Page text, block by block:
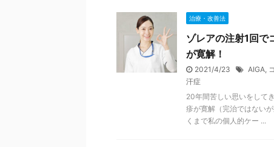
治療・改善法
ゾレアの注射1回で
が寛解！
2021/4/23 AIGA,
汗症
20年間苦しい思いをして
疹が寛解（完治ではない
くまで私の個人的ケー ...